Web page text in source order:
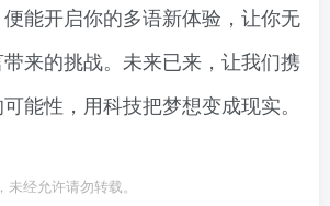
能开启你的多语新体验，让你无
来的挑战。未来已来，让我们携
能性，用科技把梦想变成现实。
经允许请勿转载。